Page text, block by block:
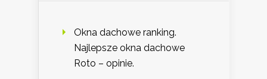
Okna dachowe ranking.
Najlepsze okna dachowe
Roto – opinie.